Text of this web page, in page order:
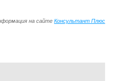
на сайтеКонсультант Плюс